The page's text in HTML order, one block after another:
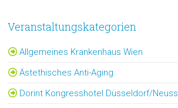
Veranstaltungskategorien
Allgemeines Krankenhaus Wien
Ästethisches Anti-Aging
Dorint Kongresshotel Düsseldorf/Neuss